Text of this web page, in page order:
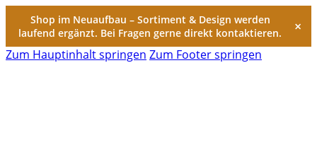
Shop im Neuaufbau – Sortiment & Design werden
laufend ergänzt. Bei Fragen gerne direkt kontaktieren.
×
Zum Hauptinhalt springen Zum Footer springen